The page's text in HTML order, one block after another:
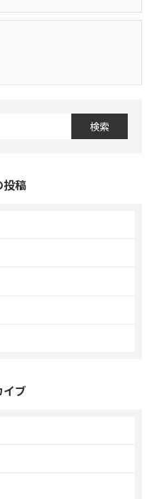
投稿
イブ